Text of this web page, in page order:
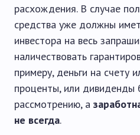
расхождения. В случае
средства уже должны
инвестора на весь
наличествовать
примеру, деньги на счету
проценты, или дивиденды
рассмотрению, а
не всегда.